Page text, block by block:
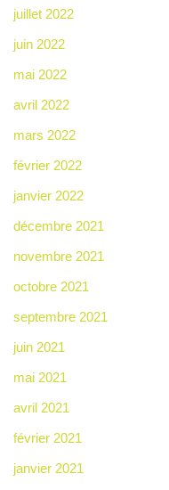
juillet 2022
juin 2022
mai 2022
avril 2022
mars 2022
février 2022
janvier 2022
décembre 2021
novembre 2021
octobre 2021
septembre 2021
juin 2021
mai 2021
avril 2021
février 2021
janvier 2021